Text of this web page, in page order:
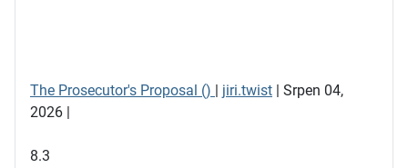
The Prosecutor's Proposal () | jiri.twist | Srpen 04,
2026 |
8.3